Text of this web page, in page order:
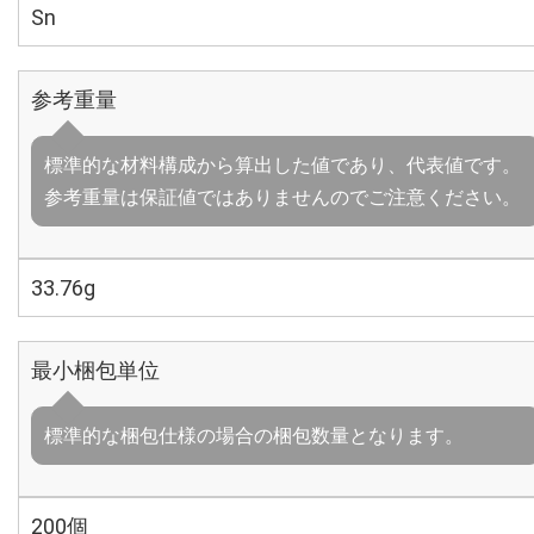
Sn
参考重量
標準的な材料構成から算出した値であり、代表値です。
参考重量は保証値ではありませんのでご注意ください。
33.76g
最小梱包単位
標準的な梱包仕様の場合の梱包数量となります。
200個